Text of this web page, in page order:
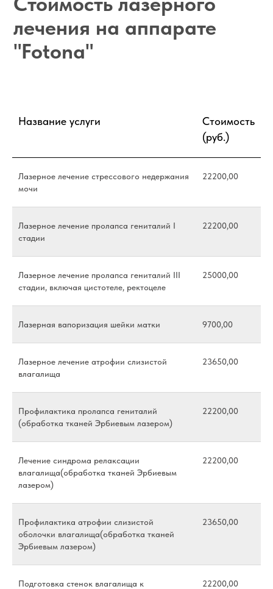
Название услуги
Стоимость
(руб.)
Лазерное лечение стрессового недержания
мочи
22200,00
Лазерное лечение пролапса гениталий I
стадии
22200,00
Лазерное лечение пролапса гениталий III
стадии, включая цистотеле, ректоцеле
25000,00
Лазерная вапоризация шейки матки 9700,00
Лазерное лечение атрофии слизистой
влагалища
23650,00
Профилактика пролапса гениталий
(обработка тканей Эрбиевым лазером)
22200,00
Лечение синдрома релаксации
влагалища(обработка тканей Эрбиевым
лазером)
22200,00
Профилактика атрофии слизистой
оболочки влагалища(обработка тканей
Эрбиевым лазером)
23650,00
Подготовка стенок влагалища к
22200,00
Отзывы
Наши партнеры